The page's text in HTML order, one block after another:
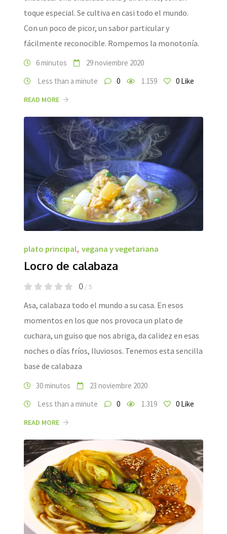
toque especial. Se cultiva en casi todo el mundo.
Con un poco de picor, un sabor particular y
fácilmente reconocible. Rompemos la monotonía.
6 minutos
29 noviembre 2020
Less than a minute
0 1.159 0 Like
READ MORE
plato principal, vegana y vegetariana
Locro de calabaza
0 / 5
Asa, calabaza todo el mundo a su casa. En esos
momentos en los que nos provoca un plato de
cuchara, un guiso que nos abriga, da calidez en esas
noches o días fríos, lluviosos. Tenemos esta sencilla
base de calabaza
30 minutos
23 noviembre 2020
Less than a minute
0 1.319 0 Like
READ MORE